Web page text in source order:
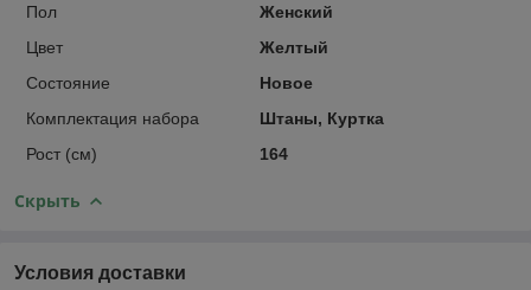
Пол
Женский
Цвет
Желтый
Состояние
Новое
Комплектация набора
Штаны, Куртка
Рост (см)
164
Скрыть
Условия доставки